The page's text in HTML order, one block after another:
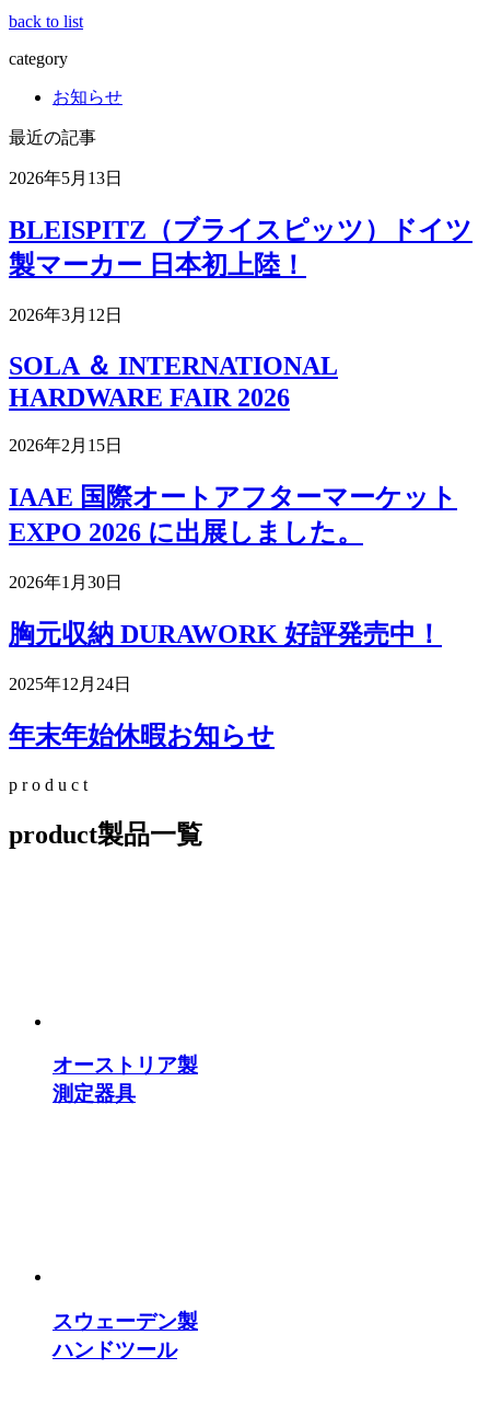
back to list
category
お知らせ
最近の記事
2026年5月13日
BLEISPITZ（ブライスピッツ）ドイツ
製マーカー 日本初上陸！
2026年3月12日
SOLA ＆ INTERNATIONAL
HARDWARE FAIR 2026
2026年2月15日
IAAE 国際オートアフターマーケット
EXPO 2026 に出展しました。
2026年1月30日
胸元収納 DURAWORK 好評発売中！
2025年12月24日
年末年始休暇お知らせ
p r o d u c t
product製品一覧
オーストリア製
測定器具
スウェーデン製
ハンドツール